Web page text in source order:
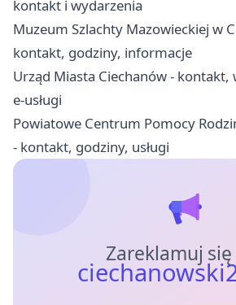
kontakt i wydarzenia
Muzeum Szlachty Mazowieckiej w
kontakt, godziny, informacje
Urząd Miasta Ciechanów - kontakt,
e-usługi
Powiatowe Centrum Pomocy
- kontakt, godziny, usługi
Zareklamuj się